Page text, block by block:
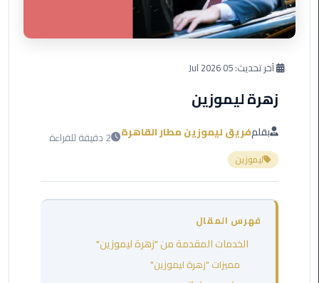
ليموزين
برج
العرب
دهب
ليموزين
العرب
ليموزين
آخر تحديث:05 Jul 2026
زهرة ليموزين
بقلمفريق ليموزين مطار القاهرة 2 دقيقة للقراءة
ليموزين
فهرس المقال
الخدمات المقدمة من "زهرة ليموزين"
مميزات "زهرة ليموزين"